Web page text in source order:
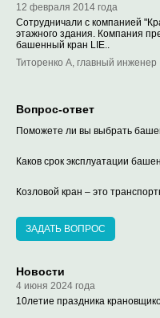
12 февраля 2014 года
Сотрудничали с компанией
этажного здания. Компания
башенный кран LIE..
Титоренко А, главный инженер
Вопрос-ответ
Поможете ли вы выбрать
Каков срок эксплуатации
Козловой кран – это
ЗАДАТЬ ВОПРОС
Новости
4 июня 2024 года
10летие праздника